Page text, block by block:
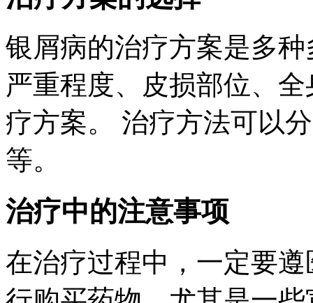
银屑病的治疗方案是多
严重程度、皮损部位、
疗方案。 治疗方法可以
等。
治疗中的注意事项
在治疗过程中，一定要